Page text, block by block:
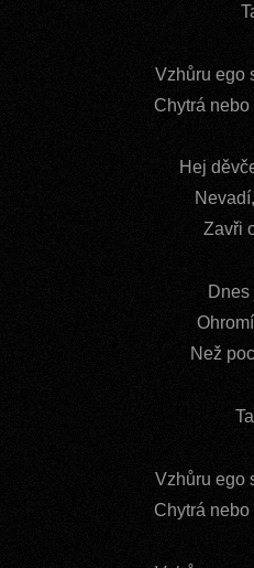
Vzhůru ego
Chytrá nebo
Hej
Zavři
Než
Vzhůru ego
Chytrá nebo